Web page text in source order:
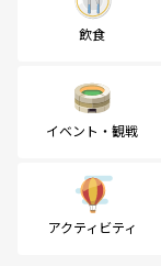
飲食
イベント・観戦
アクティビティ